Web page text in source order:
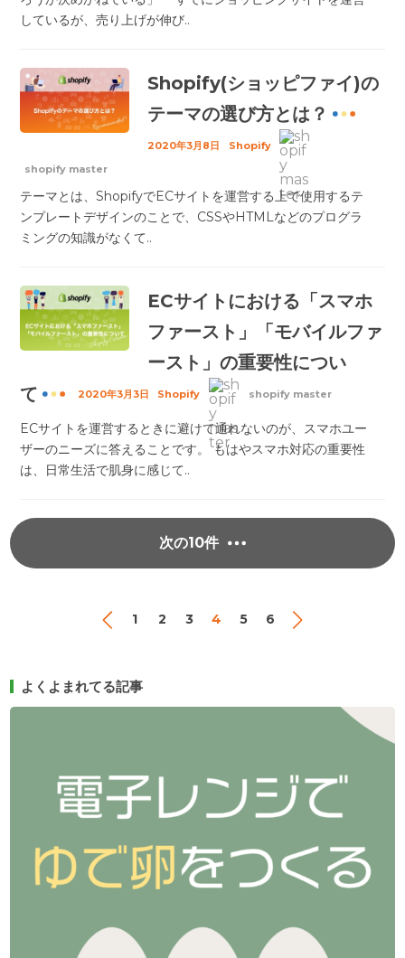
しているが、売り上げが伸び..
Shopify(ショッピファイ)の
テーマの選び方とは？
2020年3月8日
Shopify
shopify master
テーマとは、ShopifyでECサイトを運営する上で使用するテ
ンプレートデザインのことで、CSSやHTMLなどのプログラ
ミングの知識がなくて..
ECサイトにおける「スマホ
ファースト」「モバイルファ
ースト」の重要性につい
て
2020年3月3日 Shopify shopify master
ECサイトを運営するときに避けて通れないのが、スマホユー
ザーのニーズに答えることです。 もはやスマホ対応の重要性
は、日常生活で肌身に感じて..
次の10件
1 2 3 4 5 6
よくよまれてる記事